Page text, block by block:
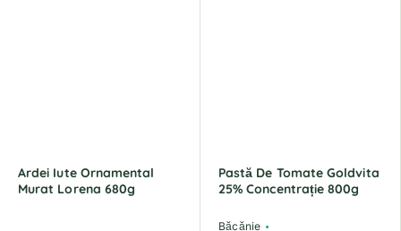
Ardei Iute Ornamental
Murat Lorena 680g
Pastă De Tomate Goldvita
25% Concentrație 800g
Băcănie